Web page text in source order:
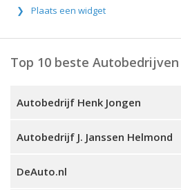
Plaats een widget
Top 10 beste
Autobedrijf Henk Jongen
Autobedrijf J. Janssen Helmond
DeAuto.nl